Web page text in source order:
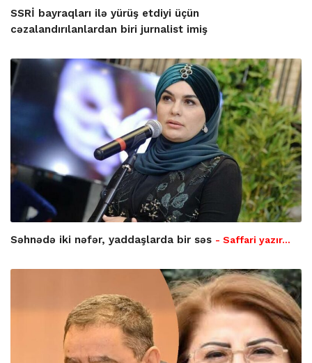
SSRİ bayraqları ilə yürüş etdiyi üçün
cəzalandırılanlardan biri jurnalist imiş
Səhnədə iki nəfər, yaddaşlarda bir səs - Saffari yazır…